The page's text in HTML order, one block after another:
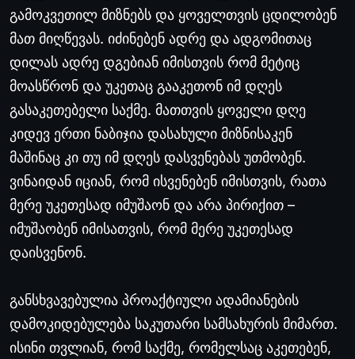
გამოკვეთილ მიზნებს და ყოველთვის ცდილობენ
მათ მიღწევას. იძინებენ ადრე და ადგომითაც
დილას ადრე დგებიან იმისთვის რომ მეტიც
მოასწრონ და უკეთაც გააკეთონ იმ დღეს
გასაკეთებელი საქმე. მათთვის ყოველი დღე
კიდევ ერთი ნაბიჯია დასახული მიზნისაკენ
მაშინაც კი თუ იმ დღეს დასვენებას უთმობენ.
ვინაიდან იციან, რომ ისვენებენ იმისთვის, რათა
მერე უკეთესად იმუშაონ და არა პირიქით –
იმუშაობენ იმისათვის, რომ მერე უკეთესად
დაისვენონ.
განსხვავებულია პროაქტიული ადამიანების
დამოკიდებულება საკუთარი სამსახურის მიმართ.
ისინი თვლიან, რომ საქმე, რომელსაც აკეთებენ,